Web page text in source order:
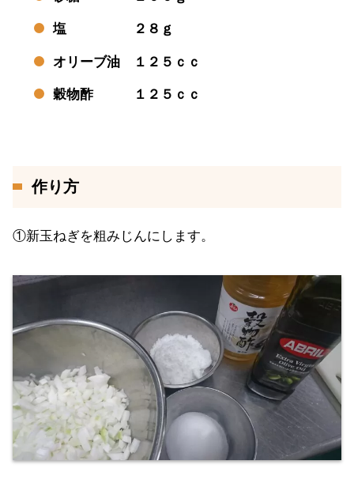
塩 ２８ｇ
オリーブ油 １２５ｃｃ
穀物酢 １２５ｃｃ
作り方
①新玉ねぎを粗みじんにします。